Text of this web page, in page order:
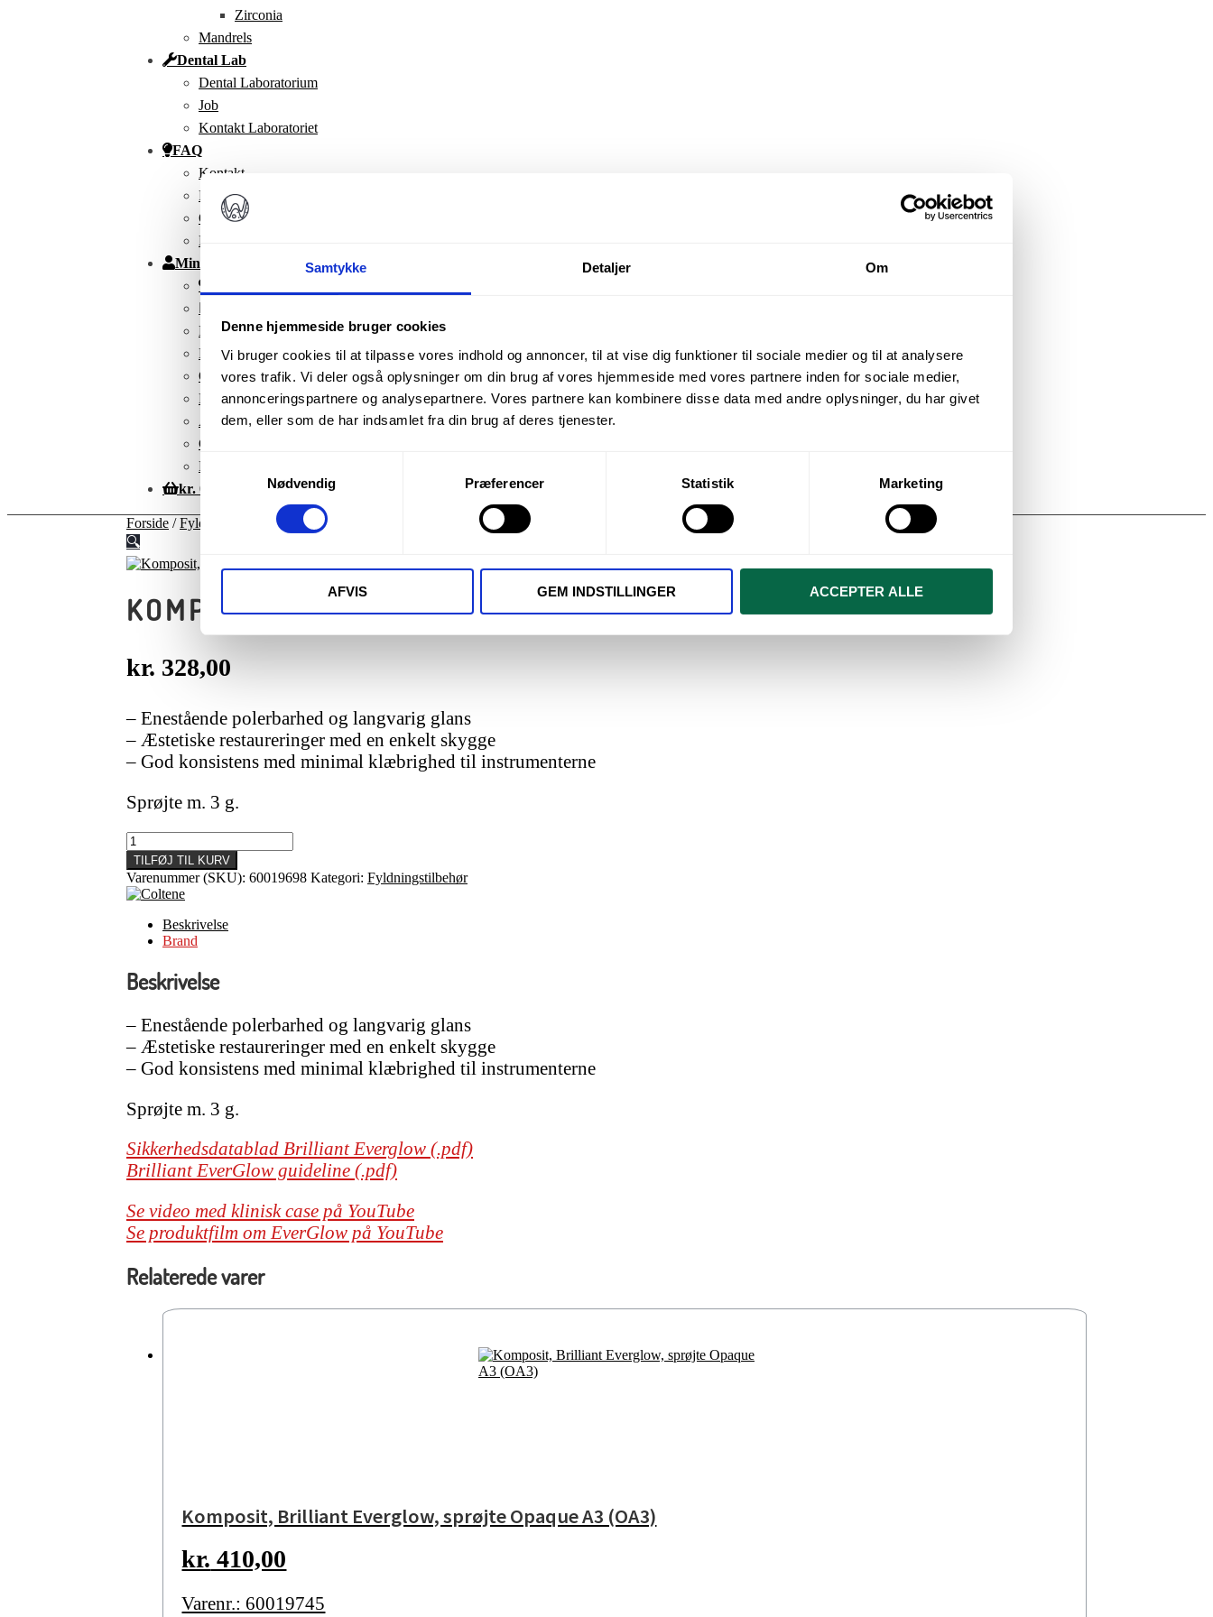
Samtykke Detaljer Om
Denne hjemmeside bruger cookies
Vi bruger cookies til at tilpasse vores indhold og annoncer, til at vise dig funktioner til sociale medier og til at analysere
vores trafik. Vi deler også oplysninger om din brug af vores hjemmeside med vores partnere inden for sociale medier,
annonceringspartnere og analysepartnere. Vores partnere kan kombinere disse data med andre oplysninger, du har givet
dem, eller som de har indsamlet fra din brug af deres tjenester.
Samtykkevalg
Nødvendig
Præferencer Statistik Marketing
AFVIS GEM INDSTILLINGER ACCEPTER ALLE
Zirconia
Mandrels
Dental Lab
Dental Laboratorium
Job
Kontakt Laboratoriet
FAQ
Kontakt
FAQ
Om Os
Nyhedsbrev
Min Konto
Kurv
Kasse
Ordrer
Kontoinformationer
Adresser
Glemt adgangskode
Betingelser
kr. 0,00
Forside /Fyldningstilbehør
Komposit, Brilliant Everglow, sprøjte universal A1/B1
🔍
KOMPOSIT, BRILLIANT EVERGLOW, SPRØJTE UNIVERSAL A1/B1
kr. 328,00
– Enestående polerbarhed og langvarig glans
– Æstetiske restaureringer med en enkelt skygge
– God konsistens med minimal klæbrighed til instrumenterne
Sprøjte m. 3 g.
Komposit,
Brilliant
Everglow,
sprøjte
universal
A1/B1
antal
TILFØJ TIL KURV
Varenummer (SKU):60019698 Kategori:Fyldningstilbehør
Beskrivelse
Brand
Beskrivelse
– Enestående polerbarhed og langvarig glans
– Æstetiske restaureringer med en enkelt skygge
– God konsistens med minimal klæbrighed til instrumenterne
Sprøjte m. 3 g.
Sikkerhedsdatablad Brilliant Everglow (.pdf)
Brilliant EverGlow guideline (.pdf)
Se video med klinisk case på YouTube
Se produktfilm om EverGlow på YouTube
Relaterede varer
Komposit, Brilliant Everglow, sprøjte Opaque A3 (OA3)
kr. 410,00
Varenr.: 60019745